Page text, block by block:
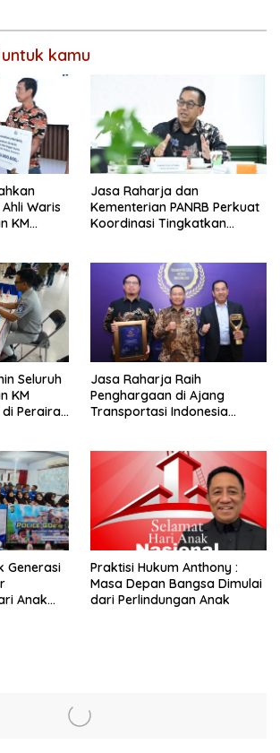
kamu
Waris
KM
Jasa Raharja dan
Kementerian PANRB Perkuat
Koordinasi Tingkatkan
Seluruh
KM
Perairan
Jasa Raharja Raih
Penghargaan di Ajang
Transportasi Indonesia
Generasi
Anak
Praktisi Hukum Anthony :
Masa Depan Bangsa Dimulai
dari Perlindungan Anak